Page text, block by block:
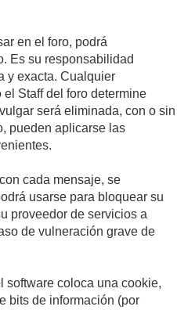
en el foro, podrá
Es su responsabilidad
y exacta. Cualquier
Staff del foro determine
será eliminada, con o sin
pueden aplicarse las
cada mensaje, se
usarse para bloquear su
proveedor de servicios a
de vulneración grave de
software coloca una cookie,
bits de información (por